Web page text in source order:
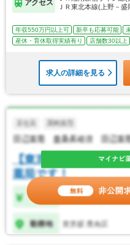
アクセス
ＪＲ東北本線(上野－
年収550万円以上可 新卒も応募可能
産休・育休取得実績有り
店舗数30以上
求人の詳細を見る